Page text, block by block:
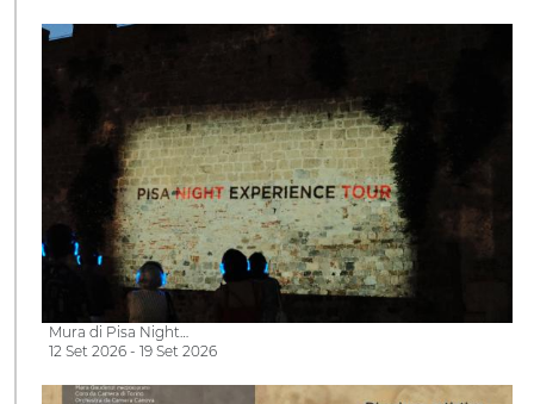
Mura di Pisa Night…
12 Set 2026 - 19 Set 2026